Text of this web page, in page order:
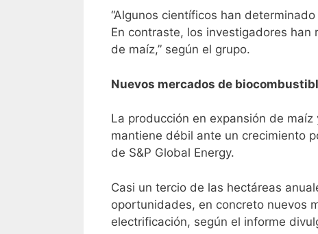
“Algunos científicos han
En contraste, los investigadores
de maíz,” según el grupo.
Nuevos mercados de
La producción en expansión de
mantiene débil ante un crecimiento
de S&P Global Energy.
Casi un tercio de las hectáreas
oportunidades, en concreto nuevos
electrificación, según el informe